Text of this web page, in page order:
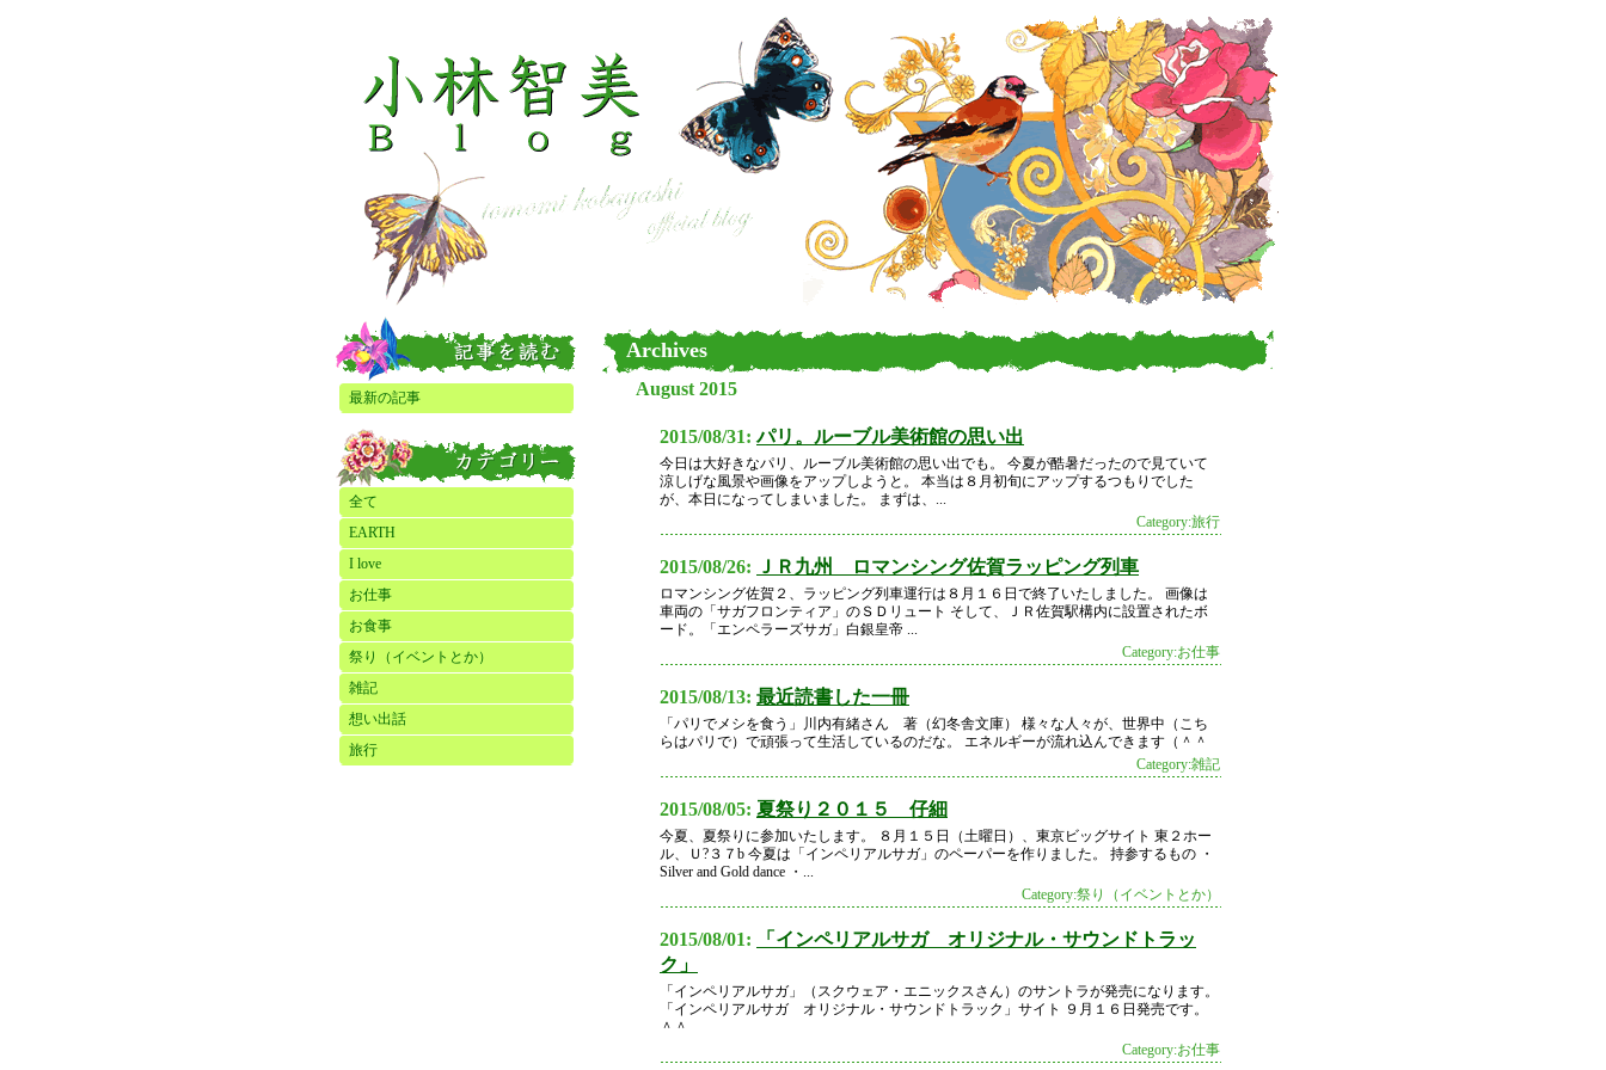
最新の記事
全て
EARTH
I love
お仕事
お食事
祭り（イベントとか）
雑記
想い出話
旅行
Archives
August 2015
2015/08/31:パリ。ルーブル美術館の思い出
今日は大好きなパリ、ルーブル美術館の思い出でも。 今夏が酷暑だったので見ていて
涼しげな風景や画像をアップしようと。 本当は８月初旬にアップするつもりでした
が、本日になってしまいました。 まずは、...
Category:旅行
2015/08/26: ＪＲ九州 ロマンシング佐賀ラッピング列車
ロマンシング佐賀２、ラッピング列車運行は８月１６日で終了いたしました。 画像は
車両の「サガフロンティア」のＳＤリュート そして、ＪＲ佐賀駅構内に設置されたボ
ード。「エンペラーズサガ」白銀皇帝 ...
Category:お仕事
2015/08/13: 最近読書した一冊
「パリでメシを食う」川内有緒さん 著（幻冬舎文庫） 様々な人々が、世界中（こち
らはパリで）で頑張って生活しているのだな。 エネルギーが流れ込んできます（＾＾
Category:雑記
2015/08/05: 夏祭り２０１５ 仔細
今夏、夏祭りに参加いたします。 ８月１５日（土曜日）、東京ビッグサイト 東２ホー
ル、Ｕ?３７b 今夏は「インペリアルサガ」のペーパーを作りました。 持参するもの ・
Silver and Gold dance ・...
Category:祭り（イベントとか）
2015/08/01:
「インペリアルサガ オリジナル・サウンドトラッ
ク」
「インペリアルサガ」（スクウェア・エニックスさん）のサントラが発売になります。
「インペリアルサガ オリジナル・サウンドトラック」サイト ９月１６日発売です。
＾＾
Category:お仕事